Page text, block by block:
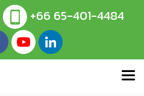
+66 65-401-4484